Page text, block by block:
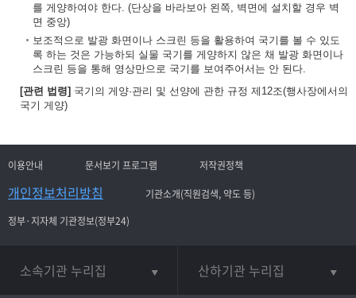
를 게양하여야 한다. (단상을 바라보아 왼쪽, 벽면에 설치할 경우 벽
면 중앙)
보조적으로 발광 화면이나 스크린 등을 활용하여 국기를 볼 수 있도
록 하는 것은 가능하되 실물 국기를 게양하지 않은 채 발광 화면이나
스크린 등을 통해 영상만으로 국기를 보여주어서는 안 된다.
[관련 법령] 국기의 게양·관리 및 선양에 관한 규정 제12조(행사장에서의
국기 게양)
이용안내 문서보기 프로그램 저작권정책
개인정보처리방침
기관소개(직원검색, 약도 등)
정부·지자체 기관정보(정부24)
소속기관 누리집 산하기관 누리집